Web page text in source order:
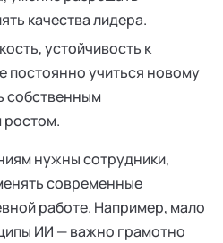
качества лидера.
устойчивость к
постоянно учиться новому
собственным
нужны сотрудники,
современные
работе. Например, мало
ИИ — важно грамотно